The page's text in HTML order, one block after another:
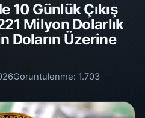
10 Günlük Çıkış
Milyon Dolarlık
Doların Üzerine
Goruntulenme: 1.703